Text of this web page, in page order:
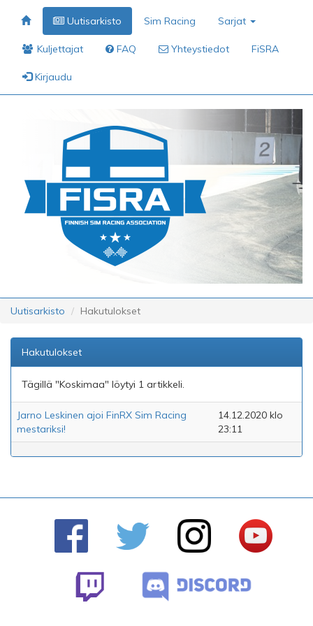
Uutisarkisto Sim Racing Sarjat
Kuljettajat FAQ Yhteystiedot FiSRA
Kirjaudu
Uutisarkisto Hakutulokset
Hakutulokset
Tägillä "Koskimaa" löytyi 1 artikkeli.
Jarno Leskinen ajoi FinRX Sim Racing
mestariksi!
14.12.2020 klo
23:11